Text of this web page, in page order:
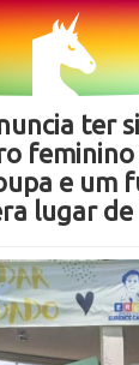
ter
feminino
e um
lugar